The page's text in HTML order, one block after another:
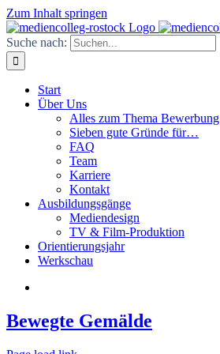
Zum Inhalt springen
Suche nach:
Start
Über Uns
Alles zum Thema Bewerbung
Sieben gute Gründe für…
FAQ
Team
Karriere
Kontakt
Ausbildungsgänge
Mediendesign
TV & Film-Produktion
Orientierungsjahr
Werkschau
Bewegte Gemälde